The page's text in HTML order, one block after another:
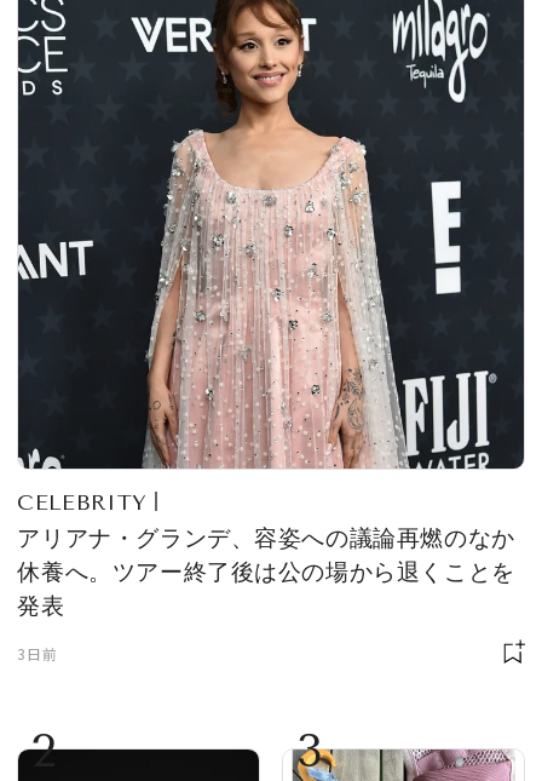
CELEBRITY
アリアナ・グランデ、容姿への議論再燃のなか
休養へ。ツアー終了後は公の場から退くことを
発表
3日前
2 3